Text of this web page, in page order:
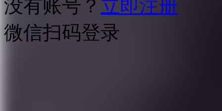
没有账号？ 立即注册
微信扫码登录